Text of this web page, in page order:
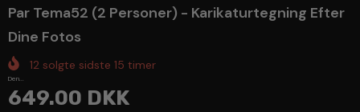
Par Tema52 (2 Personer) - Karikaturtegning Efter
Dine Fotos
12 solgte sidste 15 timer
Den...
649.00 DKK